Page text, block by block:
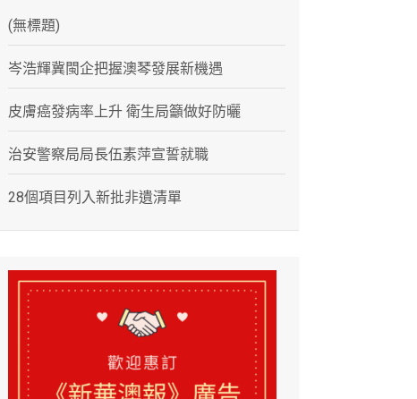
(無標題)
岑浩輝冀閩企把握澳琴發展新機遇
皮膚癌發病率上升 衛生局籲做好防曬
治安警察局局長伍素萍宣誓就職
28個項目列入新批非遺清單